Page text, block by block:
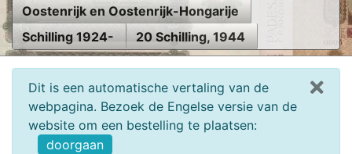
Oostenrijk en Oostenrijk-Hongarije
Schilling 1924-
20 Schilling, 1944
Dit is een automatische vertaling van de
webpagina. Bezoek de Engelse versie van de
website om een bestelling te plaatsen:
doorgaan